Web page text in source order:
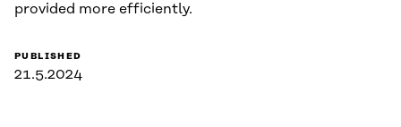
provided more efficiently.
PUBLISHED
21.5.2024